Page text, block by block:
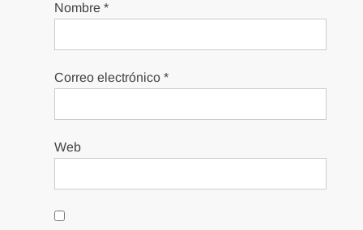
Nombre*
Correo electrónico*
Web